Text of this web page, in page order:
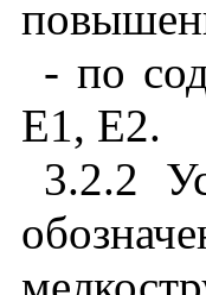
- по
Е1, Е2.
3.2.2